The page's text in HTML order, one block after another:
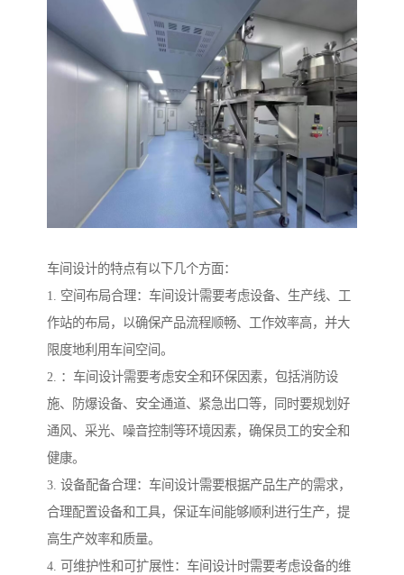
车间设计的特点有以下几个方面：
1. 空间布局合理：车间设计需要考虑设备、生产线、工
作站的布局，以确保产品流程顺畅、工作效率高，并大
限度地利用车间空间。
2. ：车间设计需要考虑安全和环保因素，包括消防设
施、防爆设备、安全通道、紧急出口等，同时要规划好
通风、采光、噪音控制等环境因素，确保员工的安全和
健康。
3. 设备配备合理：车间设计需要根据产品生产的需求，
合理配置设备和工具，保证车间能够顺利进行生产，提
高生产效率和质量。
4. 可维护性和可扩展性：车间设计时需要考虑设备的维